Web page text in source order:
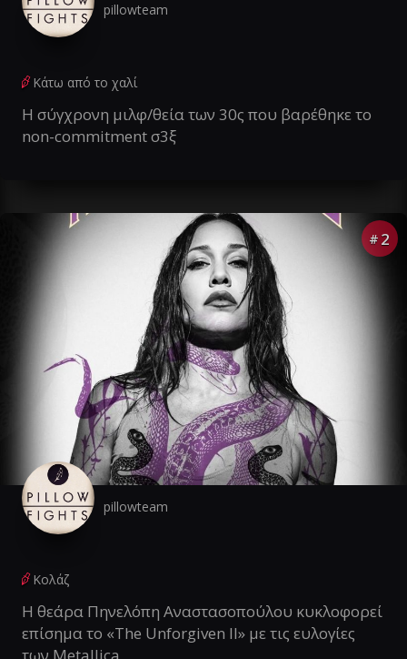
pillowteam
Κάτω από το χαλί
Η σύγχρονη μιλφ/θεία των 30ς που βαρέθηκε το
non-commitment σ3ξ
# 2
pillowteam
Κολάζ
Η θεάρα Πηνελόπη Αναστασοπούλου κυκλοφορεί
επίσημα το «The Unforgiven II» με τις ευλογίες